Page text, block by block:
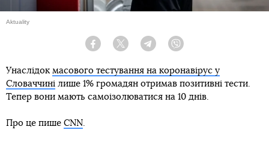
Aktuality
Facebook Twitter Telegram
Унаслідок масового тестування на коронавірус у
Словаччині лише 1% громадян отримав позитивні тести.
Тепер вони мають самоізолюватися на 10 днів.
Про це пише CNN.